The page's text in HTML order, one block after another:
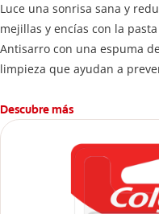
Luce una sonrisa sana y
mejillas y encías con la
Antisarro con una espuma
limpieza que ayudan a
Descubre más